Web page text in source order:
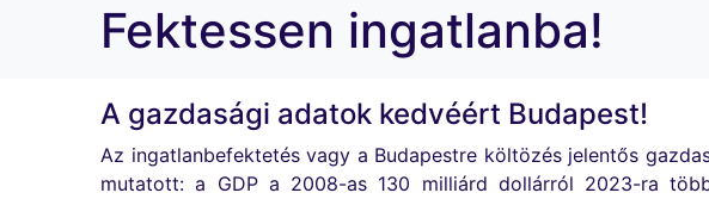
Fektessen ingatlanba!
A gazdasági adatok kedvéért Budapest!
Az ingatlanbefektetés vagy a Budapestre költözés jelentős
mutatott: a GDP a 2008-as 130 milliárd dollárról 2023-ra